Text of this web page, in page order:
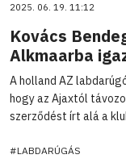
2025. 06. 19. 11:12
Kovács
Alkmaarba
A holland AZ
hogy az Ajaxtól
szerződést írt alá a
#LABDARÚGÁS